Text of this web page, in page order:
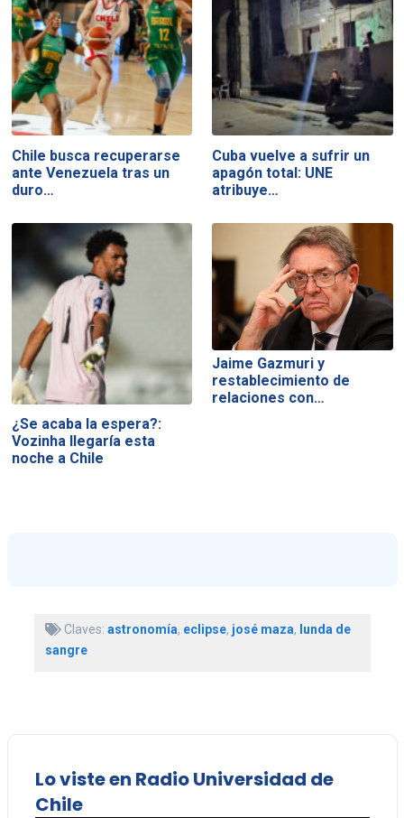
Chile busca recuperarse
ante Venezuela tras un
duro…
Cuba vuelve a sufrir un
apagón total: UNE
atribuye…
¿Se acaba la espera?:
Vozinha llegaría esta
noche a Chile
Jaime Gazmuri y
restablecimiento de
relaciones con…
Claves: astronomía, eclipse, josé maza, lunda de
sangre
Lo viste en Radio Universidad de
Chile